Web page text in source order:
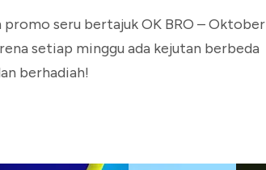
seru bertajuk OK BRO – Oktober
setiap minggu ada kejutan berbeda
berhadiah!